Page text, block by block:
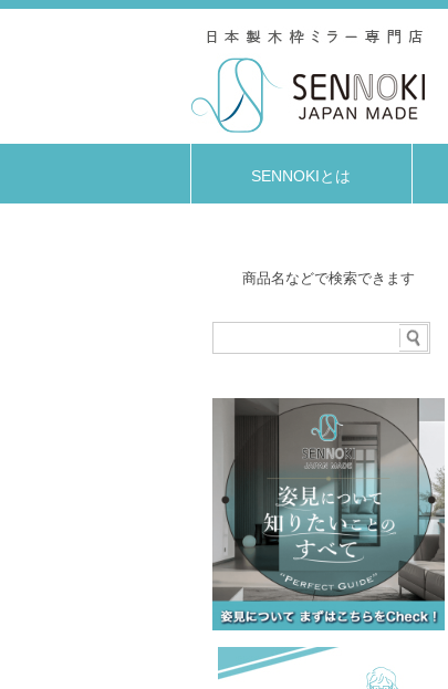
SENNOKIとは
商品名などで検索できます